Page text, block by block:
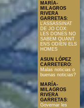
MARÍA-
MILAGROS
RIVERA
GARRETAS:
L’ASSASSINAT
DE JO COX:
LES DONES NO
SABEM QUANT
ENS ODIEN ELS
HOMES
ASUN LÓPEZ
CARRETERO:
Malas noticias o
buenas noticias?
MARÍA-
MILAGROS
RIVERA
GARRETAS:
Governar les